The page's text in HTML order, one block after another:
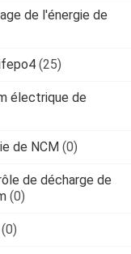
de l'énergie de
(25)
électrique de
de NCM (0)
de décharge de
(0)
(0)